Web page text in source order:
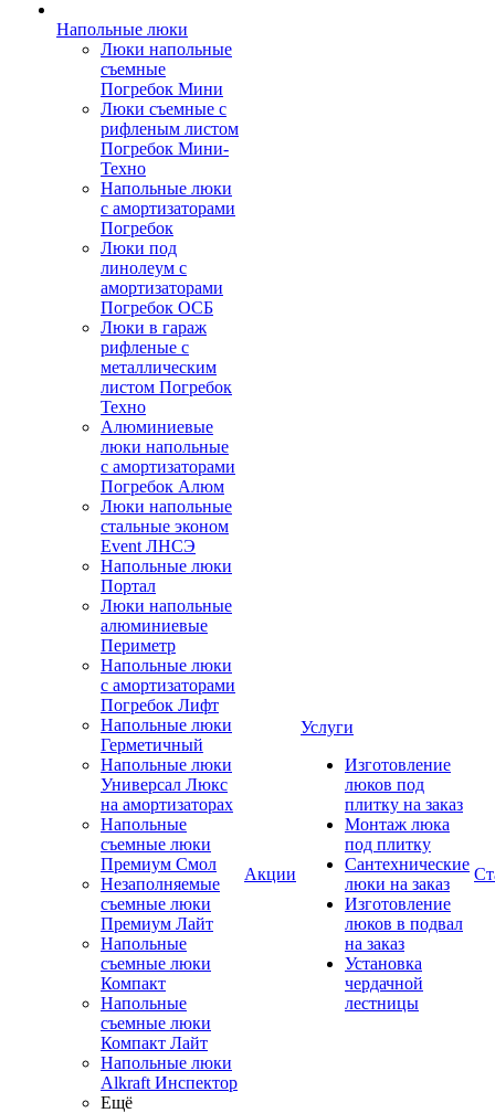
Напольные люки
Люки напольные
съемные
Погребок Мини
Люки съемные с
рифленым листом
Погребок Мини-
Техно
Напольные люки
с амортизаторами
Погребок
Люки под
линолеум с
амортизаторами
Погребок ОСБ
Люки в гараж
рифленые с
металлическим
листом Погребок
Техно
Алюминиевые
люки напольные
с амортизаторами
Погребок Алюм
Люки напольные
стальные эконом
Event ЛНСЭ
Напольные люки
Портал
Люки напольные
алюминиевые
Периметр
Напольные люки
с амортизаторами
Погребок Лифт
Напольные люки
Герметичный
Напольные люки
Универсал Люкс
на амортизаторах
Напольные
съемные люки
Премиум Смол
Незаполняемые
съемные люки
Премиум Лайт
Напольные
съемные люки
Компакт
Напольные
съемные люки
Компакт Лайт
Напольные люки
Alkraft Инспектор
Ещё
Акции
Услуги
Изготовление
люков под
плитку на заказ
Монтаж люка
под плитку
Сантехнические
люки на заказ
Изготовление
люков в подвал
на заказ
Установка
чердачной
лестницы